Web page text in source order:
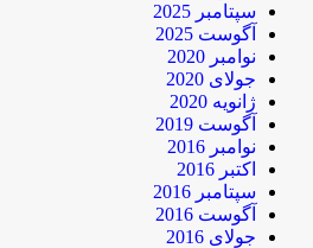
سپتامبر 2025
آگوست 2025
نوامبر 2020
جولای 2020
ژانویه 2020
آگوست 2019
نوامبر 2016
اکتبر 2016
سپتامبر 2016
آگوست 2016
جولای 2016